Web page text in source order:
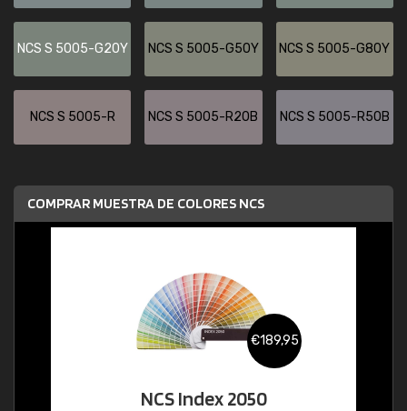
NCS S 5005-G20Y NCS S 5005-G50Y NCS S 5005-G80Y
NCS S 5005-R NCS S 5005-R20B NCS S 5005-R50B
COMPRAR MUESTRA DE COLORES NCS
€189,95
NCS Index 2050